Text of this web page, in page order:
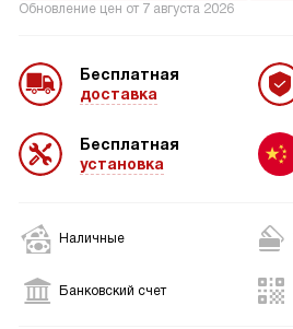
Обновление цен от 7 августа 2026
Бесплатная
доставка
Бесплатная
установка
Наличные
Банковский счет